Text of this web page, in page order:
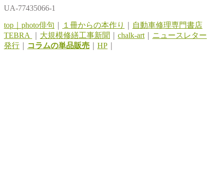
UA-77435066-1
top｜ photo俳句 １冊からの本作り
自動車修理専門書店
TEBRA
大規模修繕工事新聞 chalk-art
ニュースレター
発行
コラムの単品販売 HP